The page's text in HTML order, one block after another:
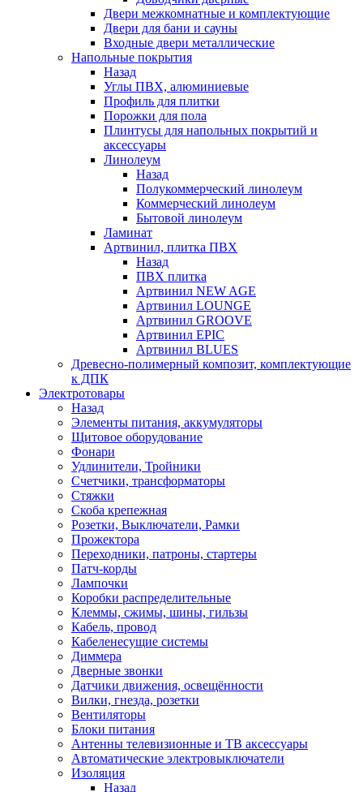
Двери межкомнатные и комплектующие
Двери для бани и сауны
Входные двери металлические
Напольные покрытия
Назад
Углы ПВХ, алюминиевые
Профиль для плитки
Порожки для пола
Плинтусы для напольных покрытий и
аксессуары
Линолеум
Назад
Полукоммерческий линолеум
Коммерческий линолеум
Бытовой линолеум
Ламинат
Артвинил, плитка ПВХ
Назад
ПВХ плитка
Артвинил NEW AGE
Артвинил LOUNGE
Артвинил GROOVE
Артвинил EPIC
Артвинил BLUES
Древесно-полимерный композит, комплектующие
к ДПК
Электротовары
Назад
Элементы питания, аккумуляторы
Щитовое оборудование
Фонари
Удлинители, Тройники
Счетчики, трансформаторы
Стяжки
Скоба крепежная
Розетки, Выключатели, Рамки
Прожектора
Переходники, патроны, стартеры
Патч-корды
Лампочки
Коробки распределительные
Клеммы, сжимы, шины, гильзы
Кабель, провод
Кабеленесущие системы
Диммера
Дверные звонки
Датчики движения, освещённости
Вилки, гнезда, розетки
Вентиляторы
Блоки питания
Антенны телевизионные и ТВ аксессуары
Автоматические электровыключатели
Изоляция
Назад